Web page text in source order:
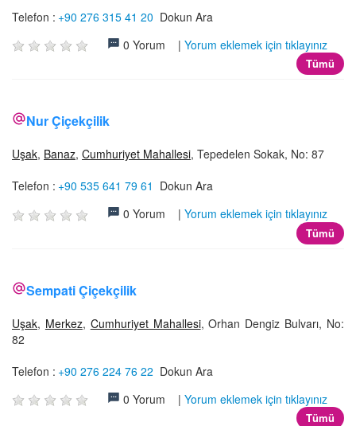
Telefon : +90 276 315 41 20 Dokun Ara
0 Yorum | Yorum eklemek için tıklayınız
Tümü
Nur Çiçekçilik
Uşak, Banaz, Cumhuriyet Mahallesi, Tepedelen Sokak, No: 87
Telefon : +90 535 641 79 61 Dokun Ara
0 Yorum | Yorum eklemek için tıklayınız
Tümü
Sempati Çiçekçilik
Uşak, Merkez, Cumhuriyet Mahallesi, Orhan Dengiz Bulvarı, No:
82
Telefon : +90 276 224 76 22 Dokun Ara
0 Yorum | Yorum eklemek için tıklayınız
Tümü